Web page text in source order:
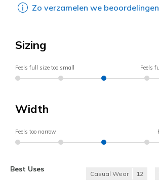
Zo verzamelen we beoordelingen
Sizing
Feels full size too small Feels
Width
Feels too narrow
Best Uses
Casual Wear 12